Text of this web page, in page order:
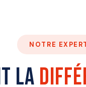
NOTRE
la